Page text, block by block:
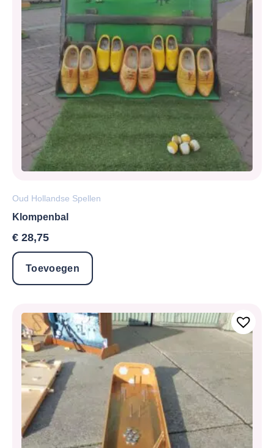
Oud Hollandse Spellen
Klompenbal
€ 28,75
Toevoegen